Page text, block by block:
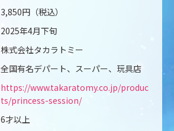
3,850円（税込）
2025年4月下旬
株式会社タカラトミー
全国有名デパート、スーパー、玩具店
https://www.takaratomy.co.jp/produc
ts/princess-session/
6才以上